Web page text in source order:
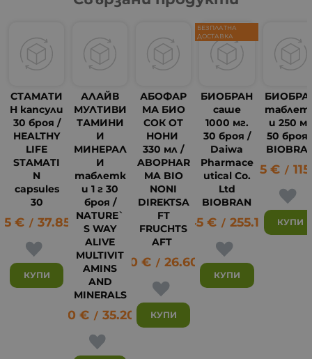
СТАМАТИ
Н капсули
30 броя /
HEALTHY
LIFE
STAMATI
N
capsules
30
€ / 37.85 лв.
КУПИ
АЛАЙВ
МУЛТИВИ
ТАМИНИ
И
МИНЕРАЛ
И
таблетк
и 1 г 30
броя /
NATURE`
S WAY
ALIVE
MULTIVIT
AMINS
AND
MINERALS
18.00 € / 35.20 лв.
АБОФАР
МА БИО
СОК ОТ
НОНИ
330 мл /
ABOPHAR
MA BIO
NONI
DIREKTSA
FT
FRUCHTS
AFT
13.60 € / 26.60 лв.
КУПИ
БИОБРАН
саше
1000 мг.
30 броя /
Daiwa
Pharmace
utical Co.
Ltd
BIOBRAN
130.45 € / 255.14 лв.
КУПИ
БЕЗПЛАТНА
ДОСТАВКА
и 250 мг
50 броя
58.85 € /
КУПИ